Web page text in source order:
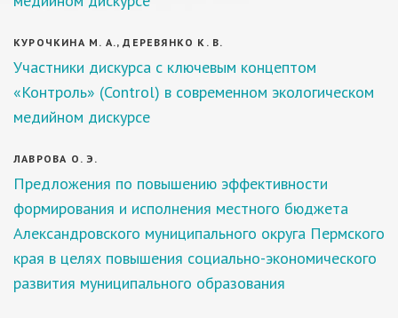
КУРОЧКИНА М. А., ДЕРЕВЯНКО К. В.
Участники дискурса с ключевым концептом
«Контроль» (Control) в современном экологическом
медийном дискурсе
ЛАВРОВА О. Э.
Предложения по повышению эффективности
формирования и исполнения местного бюджета
Александровского муниципального округа Пермского
края в целях повышения социально-экономического
развития муниципального образования